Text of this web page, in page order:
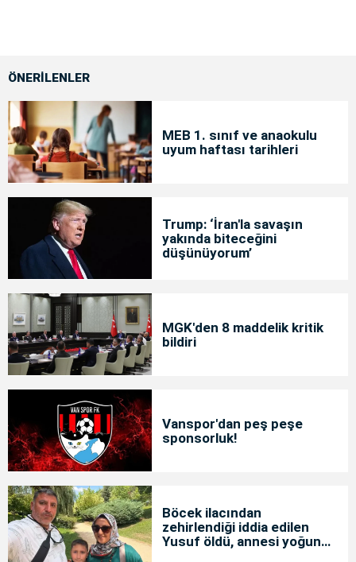
ÖNERİLENLER
MEB 1. sınıf ve anaokulu
uyum haftası tarihleri
Trump: ‘İran'la savaşın
yakında biteceğini
düşünüyorum’
MGK'den 8 maddelik kritik
bildiri
Vanspor'dan peş peşe
sponsorluk!
Böcek ilacından
zehirlendiği iddia edilen
Yusuf öldü, annesi yoğun